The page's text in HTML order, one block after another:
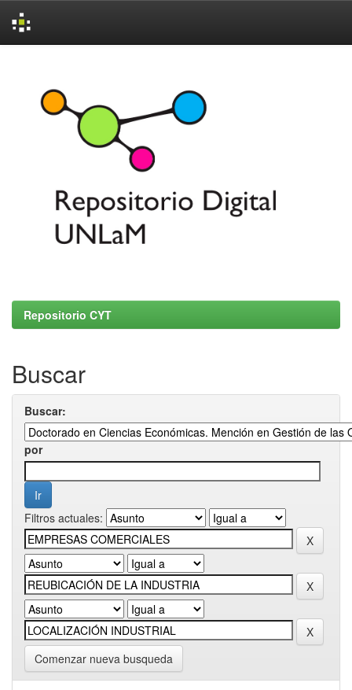
Repositorio CYT
Buscar
Buscar:
por
Filtros actuales:
Comenzar nueva busqueda